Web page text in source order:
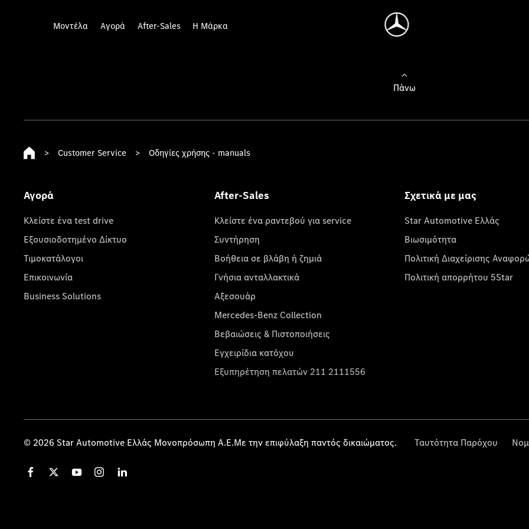
Μοντέλα Αγορά After-Sales Η Μάρκα
Πάνω
> Customer Service > Οδηγίες χρήσης - manuals
Αγορά
Κλείστε ένα test drive
Εξουσιοδοτημένο Δίκτυο
Τιμοκατάλογοι
Επικοινωνία
Business Solutions
After-Sales
Κλείστε ένα ραντεβού για service
Συντήρηση
Βοήθεια σε βλάβη ή ζημιά
Γνήσια ανταλλακτικά
Αξεσουάρ
Mercedes-Benz Collection
Βεβαιώσεις & Πιστοποιήσεις
Εγχειρίδια κατόχου
Εξυπηρέτηση πελατών 211 2111556
Σχετικά με μας
Star Automotive Ελλάς
Βιωσιμότητα
Πολιτική Διαχείρισης
Πολιτική απορρήτου 5Star
© 2026 Star Automotive Ελλάς Μονοπρόσωπη Α.Ε.Με την επιφύλαξη παντός δικαιώματος. Ταυτότητα Παρόχου